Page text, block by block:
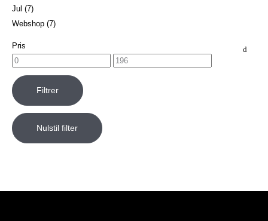
Jul (7)
Webshop (7)
Pris
Filtrer
Nulstil filter